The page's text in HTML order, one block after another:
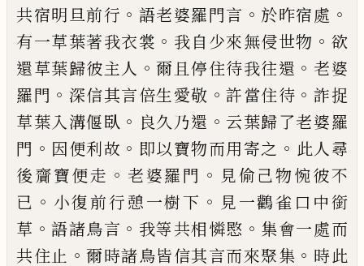
共宿明旦前行 。 語老婆羅門言 。 於昨宿處 。
有一草葉著我衣裳 。 我自少來無侵世物 。 欲
還草葉歸彼主人 。爾 且停住待我往還 。 老婆
羅門 。 深信其言倍生愛敬 。許當住待 。詐捉
草葉入溝偃臥 。 良久乃還 。 云葉歸了老婆羅
門 。 因便利故 。 即以寶物而用寄之 。 此人尋
後齎寶便走 。 老婆羅門 。 見偷己物惋彼不
已 。 小復前行憩一樹下 。 見一鸛雀口中銜
草 。語諸鳥言 。 我等共相憐愍 。 集會一處而
共住止 。爾時諸鳥皆信其言而來聚集 。 時此